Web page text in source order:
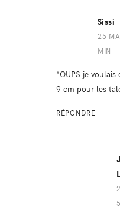
Sissi
25
MIN
*OUPS je voulais
9 cm pour les
RÉPONDRE